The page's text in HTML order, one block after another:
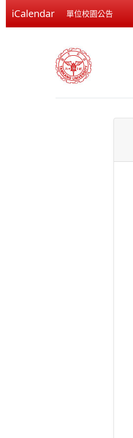
iCalendar 單位校園公告